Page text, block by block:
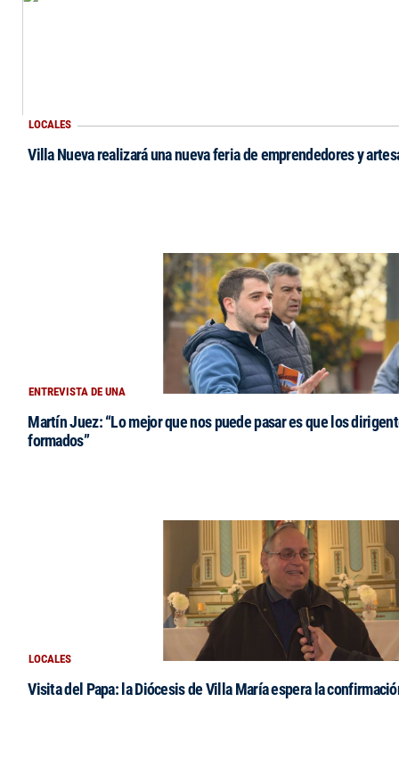
LOCALES
Villa Nueva realizará una nueva feria de emprendedores y
ENTREVISTA DE UNA
Martín Juez: “Lo mejor que nos puede pasar es que los
formados”
LOCALES
Visita del Papa: la Diócesis de Villa María espera la